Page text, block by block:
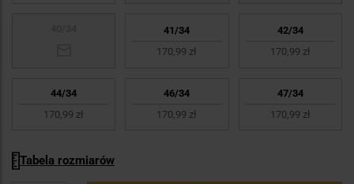
41/34
170,99 zł
42/34
170,99 zł
44/34
170,99 zł
46/34
170,99 zł
47/34
170,99 zł
Tabela rozmiarów